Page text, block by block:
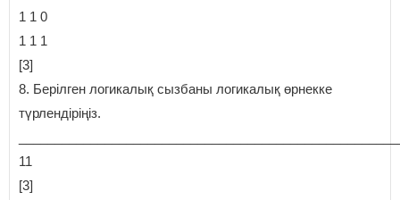
1 1 0
1 1 1
[3]
8. Берілген логикалық сызбаны логикалық өрнекке
түрлендіріңіз.
11
[3]